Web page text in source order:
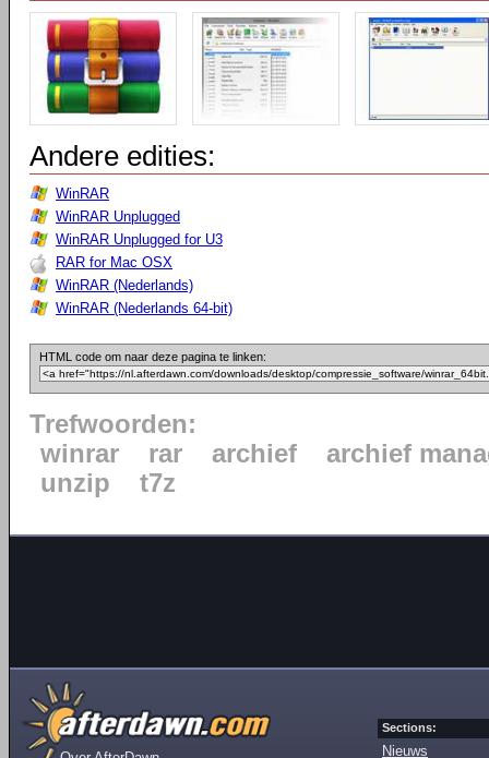
Andere edities:
WinRAR
WinRAR Unplugged
WinRAR Unplugged for U3
RAR for Mac OSX
WinRAR (Nederlands)
WinRAR (Nederlands 64-bit)
HTML code om naar deze pagina te linken:
Trefwoorden:
winrar
rar archief
archief
unzip
t7z
Sections:
Nieuws